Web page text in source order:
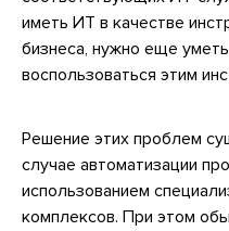
иметь ИТ в качестве
бизнеса, нужно еще
воспользоваться этим
Решение этих проблем
случае автоматизации
использованием
комплексов. При этом